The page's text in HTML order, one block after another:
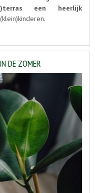
een heerlijk
DE ZOMER